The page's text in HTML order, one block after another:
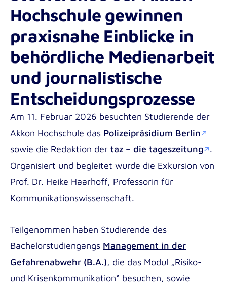
Medizin- und Notfallpädagogik B.A.
Pädagogik im Gesundheitswesen B.A.
Angewandte Psychologie B.Sc.
Masterstudiengänge der Akkon
Hochschule | Berlin
Gesundheits-, Pflege- und Medizinpädagogik
Fortbildungsmaterial für Pflegeteams mit
internationalen Mitarbeiter*innen
Institute for Applied Innovation in Healthcare
Institute for Research in International
Assistance (IRIA)
Outgoing
Hochschule gewinnen
praxisnahe Einblicke in
behördliche Medienarbeit
und journalistische
Entscheidungsprozesse
Am 11. Februar 2026 besuchten Studierende der
Akkon Hochschule das Polizeipräsidium Berlin
sowie die Redaktion der taz – die tageszeitung
.
Organisiert und begleitet wurde die Exkursion von
Prof. Dr. Heike Haarhoff, Professorin für
Kommunikationswissenschaft.
Teilgenommen haben Studierende des
Bachelorstudiengangs Management in der
Gefahrenabwehr (B.A.), die das Modul „Risiko-
und Krisenkommunikation“ besuchen, sowie